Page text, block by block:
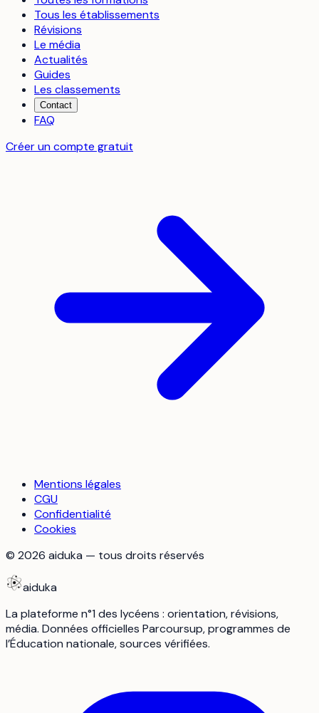
Tous les établissements
Révisions
Le média
Actualités
Guides
Les classements
Contact
FAQ
Créer un compte gratuit
Mentions légales
CGU
Confidentialité
Cookies
© 2026 aiduka — tous droits réservés
aiduka
La plateforme n°1 des lycéens : orientation, révisions,
média. Données officielles Parcoursup, programmes de
l’Éducation nationale, sources vérifiées.